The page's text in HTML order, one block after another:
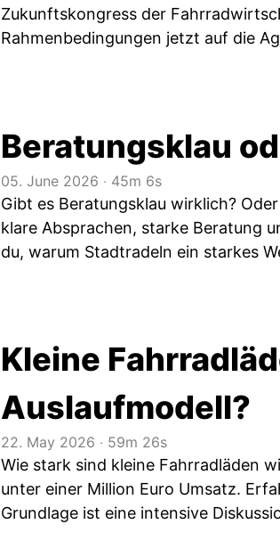
Zukunftskongress der
Rahmenbedingungen jetzt auf die
Beratungsklau
05. June 2026 ‧ 45m 6s
Gibt es Beratungsklau wirklich?
klare Absprachen, starke Beratung
du, warum Stadtradeln ein starkes
Kleine
Auslaufmodell?
22. May 2026 ‧ 59m 26s
Wie stark sind kleine Fahrradläden
unter einer Million Euro Umsatz.
Grundlage ist eine intensive